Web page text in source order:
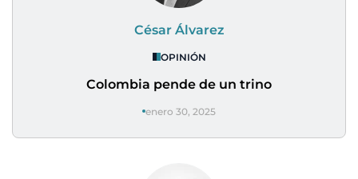
César Álvarez
OPINIÓN
Colombia pende de un trino
enero 30, 2025